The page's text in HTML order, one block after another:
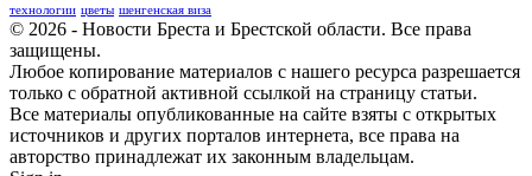
технологии цветы шенгенская виза
© 2026 - Новости Бреста и Брестской области. Все права
защищены.
Любое копирование материалов с нашего ресурса разрешается
только с обратной активной ссылкой на страницу статьи.
Все материалы опубликованные на сайте взяты с открытых
источников и других порталов интернета, все права на
авторство принадлежат их законным владельцам.